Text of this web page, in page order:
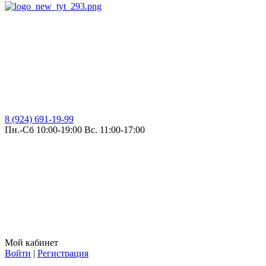
8 (924) 691-19-99
Пн.-Сб 10:00-19:00 Вс. 11:00-17:00
Мой кабинет
Войти | Регистрация